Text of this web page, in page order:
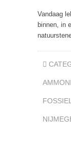
Vandaag
binnen, in
FOSSIEL